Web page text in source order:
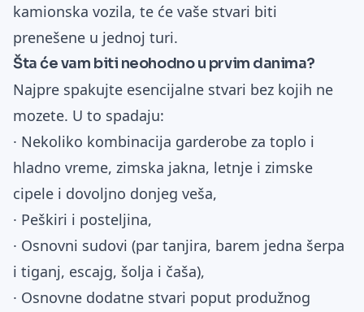
kamionska vozila, te će vaše stvari biti
prenešene u jednoj turi.
Šta će vam biti neohodno u prvim danima?
Najpre spakujte esencijalne stvari bez kojih ne
mozete. U to spadaju:
· Nekoliko kombinacija garderobe za toplo i
hladno vreme, zimska jakna, letnje i zimske
cipele i dovoljno donjeg veša,
· Peškiri i posteljina,
· Osnovni sudovi (par tanjira, barem jedna šerpa
i tiganj, escajg, šolja i čaša),
· Osnovne dodatne stvari poput produžnog